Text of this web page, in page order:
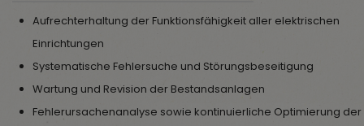
Aufrechterhaltung der Funktionsfähigkeit aller elektrischen
Einrichtungen
Systematische Fehlersuche und Störungsbeseitigung
Wartung und Revision der Bestandsanlagen
Fehlerursachenanalyse sowie kontinuierliche Optimierung der